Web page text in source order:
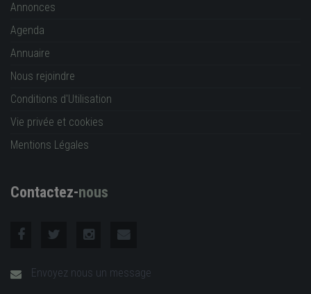
Annonces
Agenda
Annuaire
Nous rejoindre
Conditions d'Utilisation
Vie privée et cookies
Mentions Légales
Contactez-nous
Envoyez nous un message